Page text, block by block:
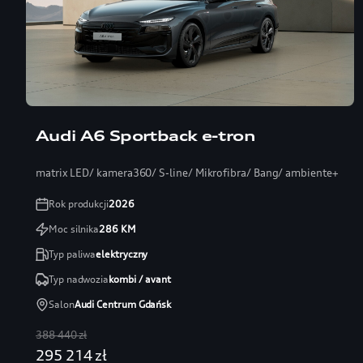
Audi A6 Sportback e-tron
matrix LED/ kamera360/ S-line/ Mikrofibra/ Bang/ ambiente+
Rok produkcji2026
Moc silnika286KM
Typ paliwaelektryczny
Typ nadwoziakombi / avant
SalonAudi Centrum Gdańsk
388 440 zł
295 214 zł